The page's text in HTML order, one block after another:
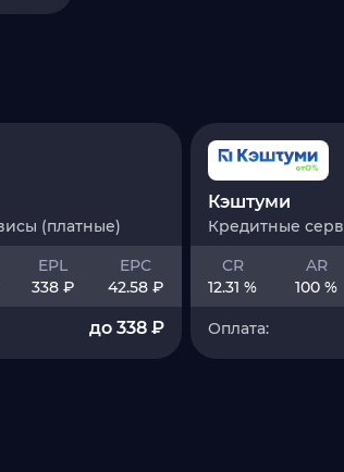
(платные)
EPL
338 ₽
EPC
42.58 ₽
до 338 ₽
Кэштуми
Кредитные
CR
12.31 %
AR
100 %
Оплата: